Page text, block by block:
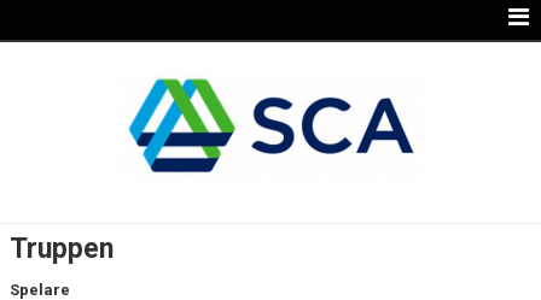
Truppen
Spelare